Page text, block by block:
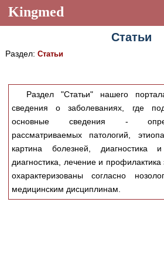
Kingmed
Фотогалерея (1906)
Истории болезней 1268
Лекции и презентации 2474
Аккредитационные тесты
Методические рекомендации 1050
Научно-популярное
Пароль
Восстановить пароль
Регистрация
Вход
Статьи
Раздел: Статьи
Раздел "Статьи" нашего
сведения о заболеваниях, где
основные сведения -
рассматриваемых патологий,
картина болезней, диагностика
диагностика, лечение и
охарактеризованы согласно
медицинским дисциплинам.